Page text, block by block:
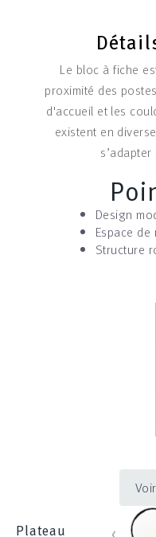
Le bloc à fiche
proximité des
d'accueil et les
existent en
Design
Espace
Structure
Plateau